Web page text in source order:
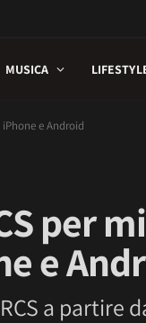
MUSICA
e Android
per
e
a partire